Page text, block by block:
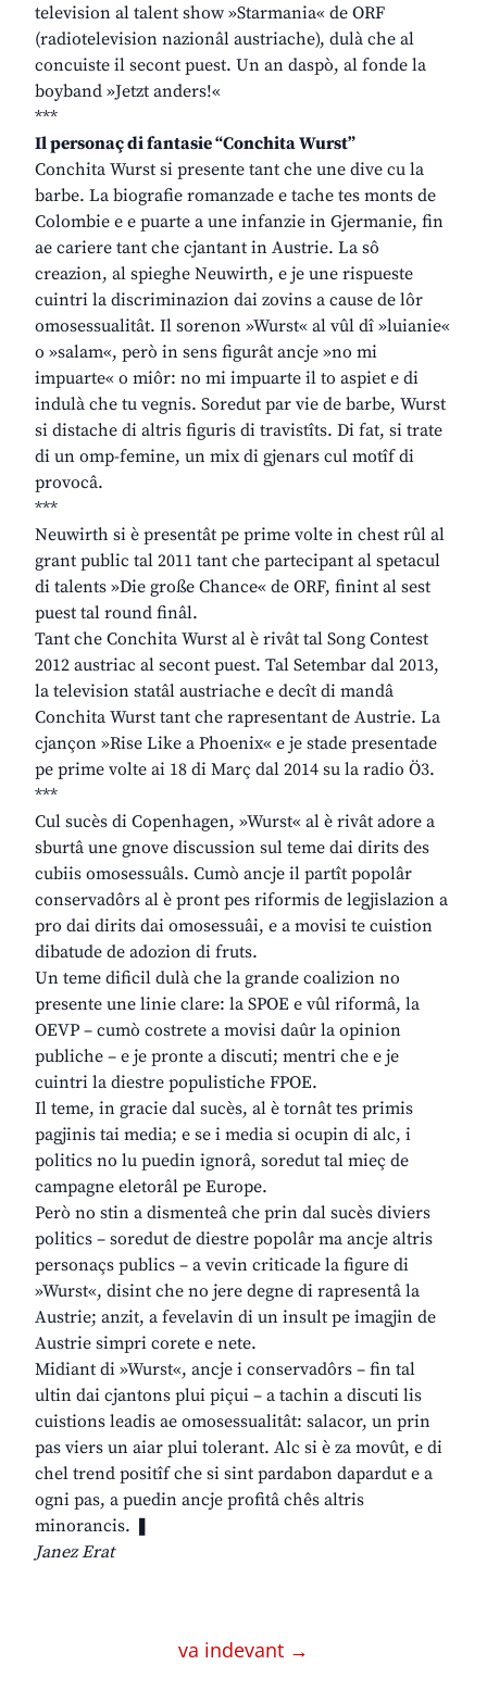
television al talent show »Starmania« de ORF
(radiotelevision nazionâl austriache), dulà che al
concuiste il secont puest. Un an daspò, al fonde la
boyband »Jetzt anders!«
***
Il personaç di fantasie “Conchita Wurst”
Conchita Wurst si presente tant che une dive cu la
barbe. La biografie romanzade e tache tes monts de
Colombie e e puarte a une infanzie in Gjermanie, fin
ae cariere tant che cjantant in Austrie. La sô
creazion, al spieghe Neuwirth, e je une rispueste
cuintri la discriminazion dai zovins a cause de lôr
omosessualitât. Il sorenon »Wurst« al vûl dî »luianie«
o »salam«, però in sens figurât ancje »no mi
impuarte« o miôr: no mi impuarte il to aspiet e di
indulà che tu vegnis. Soredut par vie de barbe, Wurst
si distache di altris figuris di travistîts. Di fat, si trate
di un omp-femine, un mix di gjenars cul motîf di
provocâ.
***
Neuwirth si è presentât pe prime volte in chest rûl al
grant public tal 2011 tant che partecipant al spetacul
di talents »Die große Chance« de ORF, finint al sest
puest tal round finâl.
Tant che Conchita Wurst al è rivât tal Song Contest
2012 austriac al secont puest. Tal Setembar dal 2013,
la television statâl austriache e decît di mandâ
Conchita Wurst tant che rapresentant de Austrie. La
cjançon »Rise Like a Phoenix« e je stade presentade
pe prime volte ai 18 di Març dal 2014 su la radio Ö3.
***
Cul sucès di Copenhagen, »Wurst« al è rivât adore a
sburtâ une gnove discussion sul teme dai dirits des
cubiis omosessuâls. Cumò ancje il partît popolâr
conservadôrs al è pront pes riformis de legjislazion a
pro dai dirits dai omosessuâi, e a movisi te cuistion
dibatude de adozion di fruts.
Un teme dificil dulà che la grande coalizion no
presente une linie clare: la SPOE e vûl riformâ, la
OEVP – cumò costrete a movisi daûr la opinion
publiche – e je pronte a discuti; mentri che e je
cuintri la diestre populistiche FPOE.
Il teme, in gracie dal sucès, al è tornât tes primis
pagjinis tai media; e se i media si ocupin di alc, i
politics no lu puedin ignorâ, soredut tal mieç de
campagne eletorâl pe Europe.
Però no stin a dismenteâ che prin dal sucès diviers
politics – soredut de diestre popolâr ma ancje altris
personaçs publics – a vevin criticade la figure di
»Wurst«, disint che no jere degne di rapresentâ la
Austrie; anzit, a fevelavin di un insult pe imagjin de
Austrie simpri corete e nete.
Midiant di »Wurst«, ancje i conservadôrs – fin tal
ultin dai cjantons plui piçui – a tachin a discuti lis
cuistions leadis ae omosessualitât: salacor, un prin
pas viers un aiar plui tolerant. Alc si è za movût, e di
chel trend positîf che si sint pardabon dapardut e a
ogni pas, a puedin ancje profitâ chês altris
minorancis. ❚
Janez Erat
va indevant →